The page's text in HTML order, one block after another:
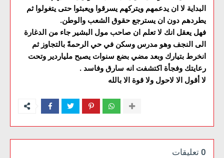
البداية لا ان يدعمهم ويتركهم يسرقوا ويعبثوا حتى يتغولوا ثم
يطردهم دون ان يسترجع حقوق الشعب والوطن.
فهل يعقل انك لا تعلم ان صاحب مول البشير جاء من الدغارة
الى النجف وهو مدرس وسكن في حي الرحمةً بالتجاوز ثم
انخرط بتيارك وبعد مضي بضع سنوات يصبح ملياردير وتحت
رعايتك وفجأة اكتشفت انه سارق وفاسد .
لا أقول الا لاحول ولا قوة الا بالله
0 تعليقات